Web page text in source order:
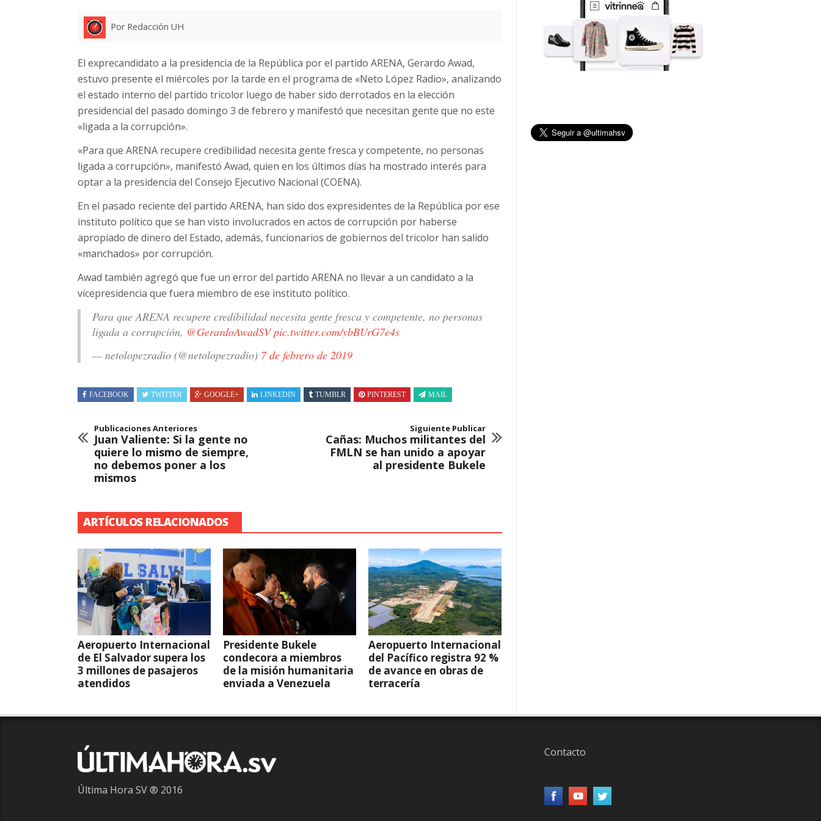
Por Redacción UH
El exprecandidato a la presidencia de la República por el partido ARENA, Gerardo Awad,
estuvo presente el miércoles por la tarde en el programa de «Neto López Radio», analizando
el estado interno del partido tricolor luego de haber sido derrotados en la elección
presidencial del pasado domingo 3 de febrero y manifestó que necesitan gente que no este
«ligada a la corrupción».
«Para que ARENA recupere credibilidad necesita gente fresca y competente, no personas
ligada a corrupción», manifestó Awad, quien en los últimos días ha mostrado interés para
optar a la presidencia del Consejo Ejecutivo Nacional (COENA).
En el pasado reciente del partido ARENA, han sido dos expresidentes de la República por ese
instituto político que se han visto involucrados en actos de corrupción por haberse
apropiado de dinero del Estado, además, funcionarios de gobiernos del tricolor han salido
«manchados» por corrupción.
Awad también agregó que fue un error del partido ARENA no llevar a un candidato a la
vicepresidencia que fuera miembro de ese instituto político.
Para que ARENA recupere credibilidad necesita gente fresca y competente, no personas
ligada a corrupción, @GerardoAwadSV pic.twitter.com/ybBUrG7e4s
— netolopezradio (@netolopezradio) 7 de febrero de 2019
FACEBOOK TWITTER GOOGLE+ LINKEDIN TUMBLR PINTEREST MAIL
Publicaciones Anteriores
Juan Valiente: Si la gente no
quiere lo mismo de siempre,
no debemos poner a los
mismos
Siguiente Publicar
Cañas: Muchos militantes del
FMLN se han unido a apoyar
al presidente Bukele
ARTÍCULOS RELACIONADOS
Aeropuerto Internacional
de El Salvador supera los
3 millones de pasajeros
atendidos
Presidente Bukele
condecora a miembros
de la misión humanitaria
enviada a Venezuela
Aeropuerto Internacional
del Pacífico registra 92 %
de avance en obras de
terracería
Última Hora SV ® 2016
Contacto